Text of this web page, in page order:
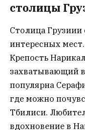
столицы
Столица
интересных
Крепость
захватывающий
популярна
где можно
Тбилиси.
вдохновение в